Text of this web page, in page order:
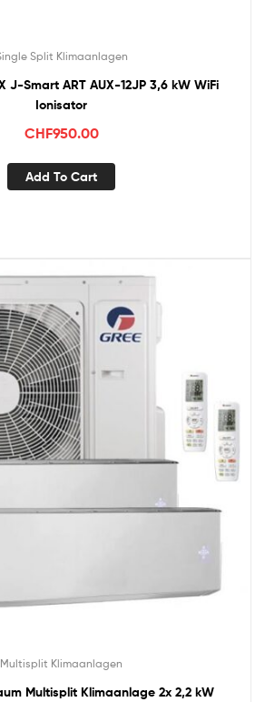
Split Klimaanlagen
J-Smart ART AUX-12JP 3,6 kW WiFi
Ionisator
CHF950.00
Add To Cart
Multisplit Klimaanlagen
Multisplit Klimaanlage 2x 2,2 kW